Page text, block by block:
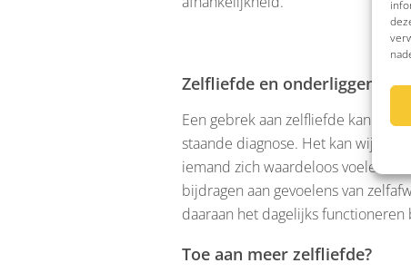
Zelfliefde en onderliggende
Een gebrek aan zelfliefde kan een
staande diagnose. Het kan wijzen
iemand zich waardeloos voelen,
bijdragen aan gevoelens van
daaraan het dagelijks
Toe aan meer zelfliefde?